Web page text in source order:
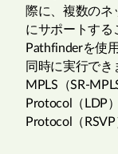
際に、複数の
にサポートする
Pathfinderを使
同時に実行でき
MPLS（SR-
Protocol（LDP
Protocol（